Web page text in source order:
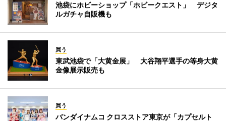
池袋にホビーショップ「ホビークエスト」 デジタ
ルガチャ自販機も
買う
東武池袋で「大黄金展」 大谷翔平選手の等身大黄
金像展示販売も
買う
バンダイナムコ クロスストア東京が「カプセルト